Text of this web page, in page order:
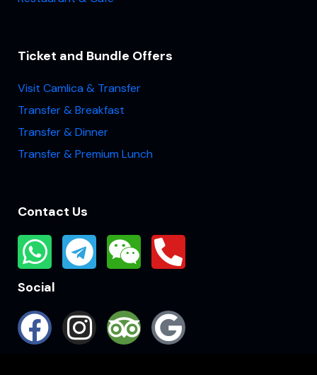
Ticket and Bundle Offers
Visit Camlica & Transfer
Transfer & Breakfast
Transfer & Dinner
Transfer & Premium Lunch
Contact Us
Social